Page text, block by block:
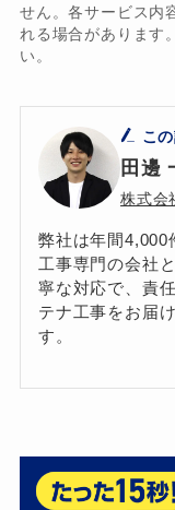
せん。各サービス内
れる場合があります
い。
こ
田邊
株式会
弊社は年間4,000
工事専門の会社
寧な対応で、責
テナ工事をお届
す。